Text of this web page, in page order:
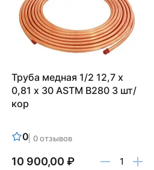
Труба медная 1/2 12,7 х
0,81 х 30 ASTM B280 3 шт/
кор
0 0 отзывов
10 900,00 ₽